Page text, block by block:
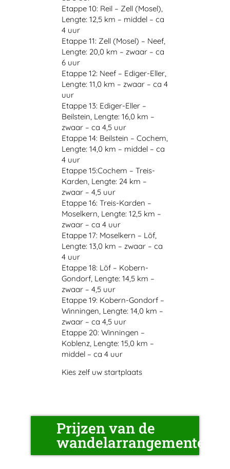
Etappe 10: Reil – Zell (Mosel),
Lengte: 12,5 km – middel – ca
4 uur
Etappe 11: Zell (Mosel) – Neef,
Lengte: 20,0 km – zwaar – ca
6 uur
Etappe 12: Neef – Ediger-Eller,
Lengte: 11,0 km – zwaar – ca 4
uur
Etappe 13: Ediger-Eller –
Beilstein, Lengte: 16,0 km –
zwaar – ca 4,5 uur
Etappe 14: Beilstein – Cochem,
Lengte: 14,0 km – middel – ca
4 uur
Etappe 15:Cochem – Treis-
Karden, Lengte: 24 km –
zwaar – 4,5 uur
Etappe 16: Treis-Karden –
Moselkern, Lengte: 12,5 km –
zwaar – ca 4 uur
Etappe 17: Moselkern – Löf,
Lengte: 13,0 km – zwaar – ca
4 uur
Etappe 18: Löf – Kobern-
Gondorf, Lengte: 14,5 km –
zwaar – 4,5 uur
Etappe 19: Kobern-Gondorf –
Winningen, Lengte: 14,0 km –
zwaar – ca 4,5 uur
Etappe 20: Winningen –
Koblenz, Lengte: 15,0 km –
middel – ca 4 uur
Kies zelf uw startplaats
Prijzen van de
wandelarrangementen